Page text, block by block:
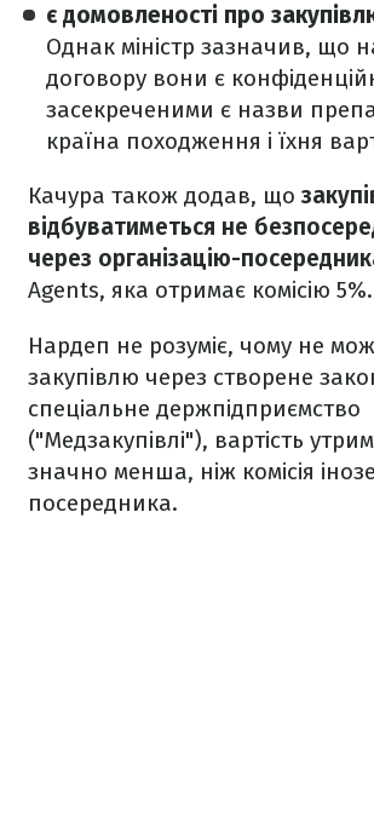
є домовленості про
Однак міністр зазначив, що
договору вони є
засекреченими є назви
країна походження і їхня
Качура також додав, що
відбуватиметься не
через організацію-
Agents, яка отримає комісію 5%.
Нардеп не розуміє, чому не
закупівлю через створене
спеціальне держпідприємство
("Медзакупівлі"), вартість
значно менша, ніж комісія
посередника.